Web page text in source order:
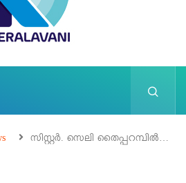
സിസ്റ്റർ. സെലി തൈപ്പറമ്പിൽ…